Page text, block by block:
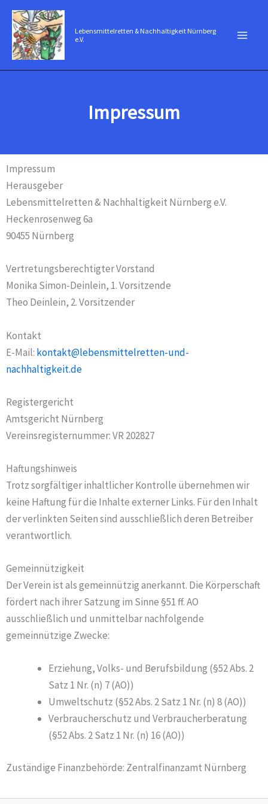
Zum
Inhalt
springen
Lebensmittelretten & Nachhaltigkeit Nürnberg
e.V.
Impressum
Impressum
Herausgeber
Lebensmittelretten & Nachhaltigkeit Nürnberg e.V.
Heckenrosenweg 6a
90455 Nürnberg
Vertretungsberechtigter Vorstand
Monika Simon-Deinlein, 1. Vorsitzende
Theo Deinlein, 2. Vorsitzender
Kontakt
E-Mail: kontakt@lebensmittelretten-und-
nachhaltigkeit.de
Registergericht
Amtsgericht Nürnberg
Vereinsregisternummer: VR 202827
Haftungshinweis
Trotz sorgfältiger inhaltlicher Kontrolle übernehmen wir
keine Haftung für die Inhalte externer Links. Für den Inhalt
der verlinkten Seiten sind ausschließlich deren Betreiber
verantwortlich.
Gemeinnützigkeit
Der Verein ist als gemeinnützig anerkannt. Die Körperschaft
fördert nach ihrer Satzung im Sinne §51 ff. AO
ausschließlich und unmittelbar nachfolgende
gemeinnützige Zwecke:
Erziehung, Volks- und Berufsbildung (§52 Abs. 2
Satz 1 Nr. (n) 7 (AO))
Umweltschutz (§52 Abs. 2 Satz 1 Nr. (n) 8 (AO))
Verbraucherschutz und Verbraucherberatung
(§52 Abs. 2 Satz 1 Nr. (n) 16 (AO))
Zuständige Finanzbehörde: Zentralfinanzamt Nürnberg